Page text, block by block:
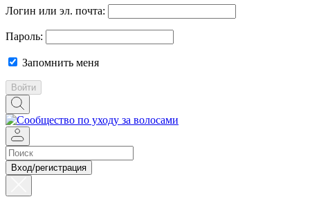
Логин или эл. почта:
Пароль:
Запомнить меня
Войти
Вход/регистрация